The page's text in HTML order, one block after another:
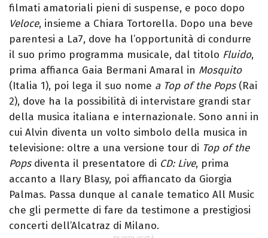
filmati amatoriali pieni di suspense, e poco dopo
Veloce, insieme a Chiara Tortorella. Dopo una beve
parentesi a La7, dove ha l’opportunità di condurre
il suo primo programma musicale, dal titolo Fluido,
prima affianca Gaia Bermani Amaral in Mosquito
(Italia 1), poi lega il suo nome a Top of the Pops(Rai
2), dove ha la possibilità di intervistare grandi star
della musica italiana e internazionale. Sono anni in
cui Alvin diventa un volto simbolo della musica in
televisione: oltre a una versione tour di Top of the
Popsdiventa il presentatore di CD: Live, prima
accanto a Ilary Blasy, poi affiancato da Giorgia
Palmas. Passa dunque al canale tematico All Music
che gli permette di fare da testimone a prestigiosi
concerti dell’Alcatraz di Milano.